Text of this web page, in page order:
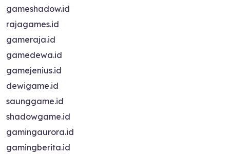
gameshadow.id
rajagames.id
gameraja.id
gamedewa.id
gamejenius.id
dewigame.id
saunggame.id
shadowgame.id
gamingaurora.id
gamingberita.id